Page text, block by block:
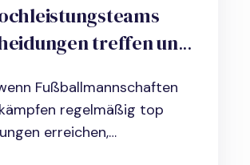
treffen und
Fußballmannschaften
regelmäßig top
erreichen,